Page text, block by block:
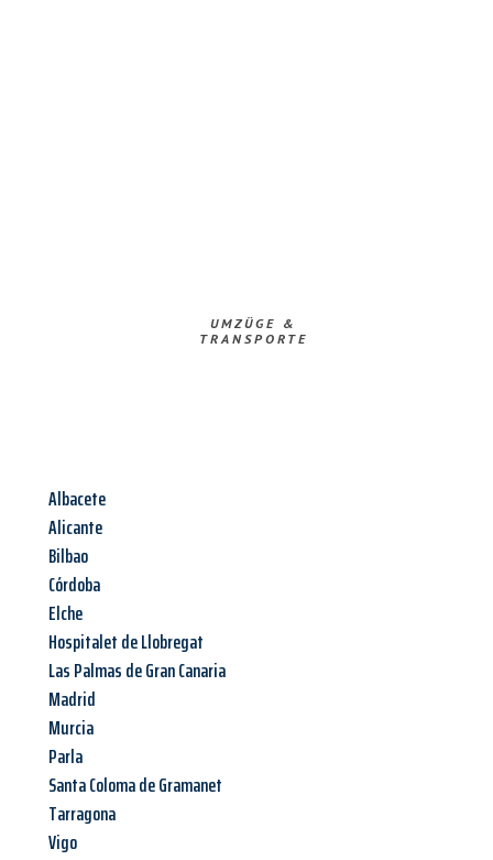
UMZÜGE &
TRANSPORTE
Albacete
Alicante
Bilbao
Córdoba
Elche
Hospitalet de Llobregat
Las Palmas de Gran Canaria
Madrid
Murcia
Parla
Santa Coloma de Gramanet
Tarragona
Vigo